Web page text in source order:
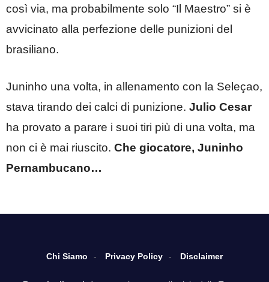
così via, ma probabilmente solo “Il Maestro” si è
avvicinato alla perfezione delle punizioni del
brasiliano.
Juninho una volta, in allenamento con la Seleçao,
stava tirando dei calci di punizione. Julio Cesar
ha provato a parare i suoi tiri più di una volta, ma
non ci è mai riuscito. Che giocatore, Juninho
Pernambucano…
Chi Siamo Privacy Policy Disclaimer